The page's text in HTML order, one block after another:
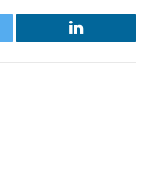
LinkedIn